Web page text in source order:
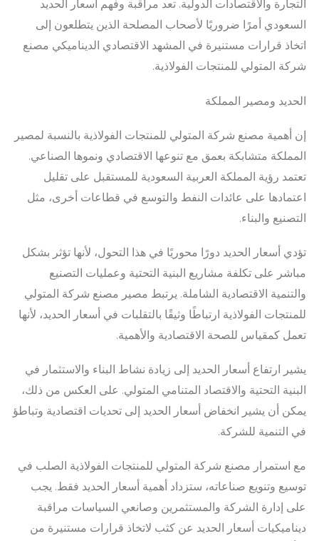
التجارة والاقتصادات الدولية. تعد مراقبة وفهم أسعار الحديد
السعودي أمرًا ضروريًا لأصحاب المصلحة الذين يتطلعون إلى
اتخاذ قرارات مستنيرة في المشهد الاقتصادي الديناميكي مصنع
شركة المتولي للمنتجات الفولاذية.
الحديد ومصير المملكة
إن أهمية مصنع شركة المتولي للمنتجات الفولاذية بالنسبة لمصير
المملكة متشابكة بعمق مع تنوعها الاقتصادي ونموها الصناعي.
تعتمد رؤية المملكة العربية السعودية للمستقبل على تقليل
اعتمادها على عائدات النفط والتوسع في قطاعات أخرى، مثل
التصنيع والبناء.
تؤدي أسعار الحديد دورًا محوريًا في هذا التحول، لأنها تؤثر بشكل
مباشر على تكلفة مشاريع البنية التحتية وعمليات التصنيع
والتنمية الاقتصادية الشاملة. يرتبط مصير مصنع شركة المتولي
للمنتجات الفولاذية ارتباطًا وثيقًا بالتقلبات في أسعار الحديد، لأنها
تعمل كمقياس للصحة الاقتصادية والأهمية.
يشير ارتفاع أسعار الحديد إلى زيادة نشاط البناء والاستثمار في
البنية التحتية والاقتصاد المتنامي المتولي. على العكس من ذلك،
يمكن أن يشير انخفاض أسعار الحديد إلى تحديات اقتصادية وتباطؤ
في التنمية للشركة.
مع استمرار مصنع شركة المتولي للمنتجات الفولاذية الصلب في
توسيع وتنويع صناعاته، ستزداد أهمية أسعار الحديد فقط. يجب
على إدارة الشركة والمستثمرين وصانعي السياسات مراقبة
ديناميكيات أسعار الحديد عن كثب لاتخاذ قرارات مستنيرة من